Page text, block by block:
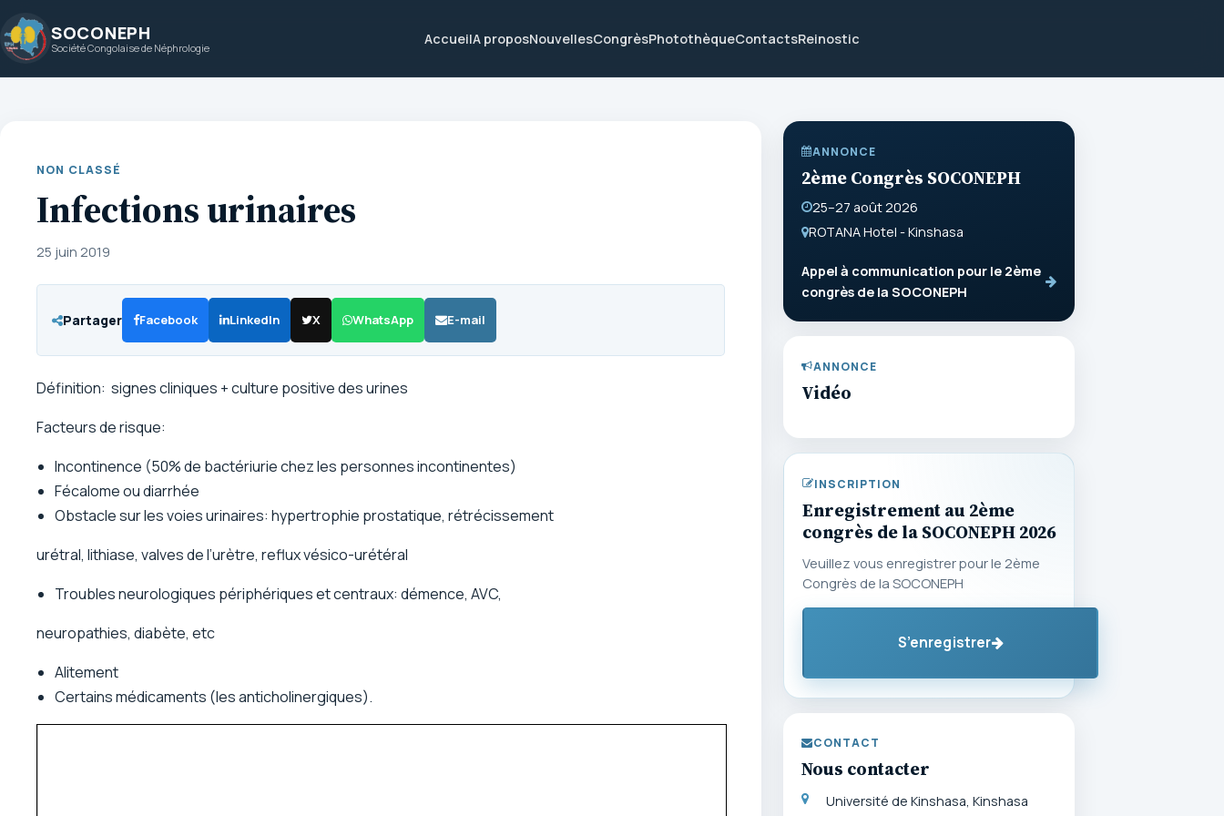
au
contenu
SOCONEPH
Société Congolaise de Néphrologie
AccueilA proposNouvellesCongrèsPhotothèqueContactsReinostic
NON CLASSÉ
Infections urinaires
25 juin 2019
Partager Facebook LinkedIn X WhatsApp E-mail
Définition: signes cliniques + culture positive des urines
Facteurs de risque:
Incontinence (50% de bactériurie chez les personnes incontinentes)
Fécalome ou diarrhée
Obstacle sur les voies urinaires: hypertrophie prostatique, rétrécissement
urétral, lithiase, valves de l’urètre, reflux vésico-urétéral
Troubles neurologiques périphériques et centraux: démence, AVC,
neuropathies, diabète, etc
Alitement
Certains médicaments (les anticholinergiques).
ANNONCE
2ème Congrès SOCONEPH
25–27 août 2026
ROTANA Hotel - Kinshasa
Appel à communication pour le 2ème
congrès de la SOCONEPH
ANNONCE
Vidéo
INSCRIPTION
Enregistrement au 2ème
congrès de la SOCONEPH 2026
Veuillez vous enregistrer pour le 2ème
Congrès de la SOCONEPH
S’enregistrer
CONTACT
Nous contacter
Université de Kinshasa, Kinshasa